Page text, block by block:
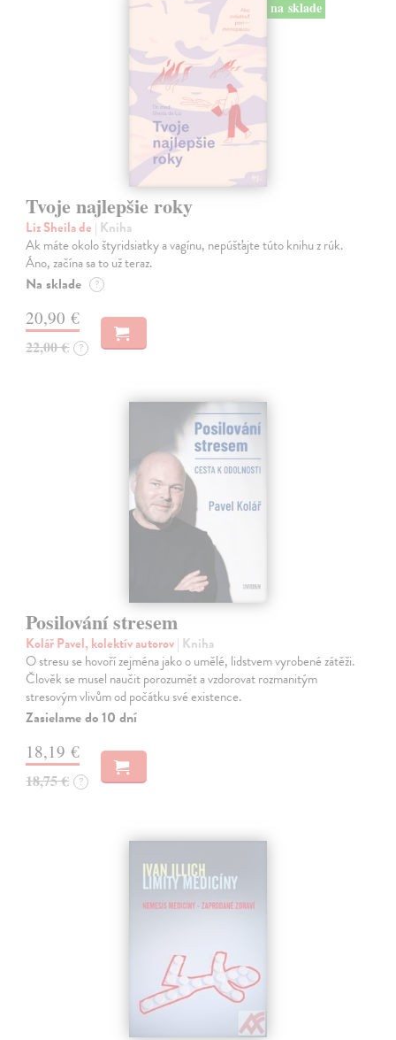
na sklade
Tvoje najlepšie roky
Liz Sheila de | Kniha
Ak máte okolo štyridsiatky a vagínu, nepúšťajte túto knihu z rúk.
Áno, začína sa to už teraz.
Na sklade ?
20,90 €
22,00 € ?
Posilování stresem
Kolář Pavel, kolektív autorov| Kniha
O stresu se hovoří zejména jako o umělé, lidstvem vyrobené zátěži.
Člověk se musel naučit porozumět a vzdorovat rozmanitým
stresovým vlivům od počátku své existence.
Zasielame do 10 dní
18,19 €
18,75 € ?